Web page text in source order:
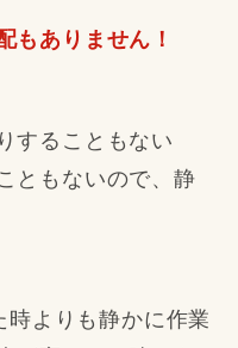
もありません！
することもない
ともないので、静
よりも静かに作業